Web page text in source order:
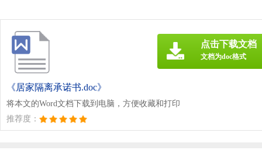
《居家隔离承诺书.doc》
将本文的Word文档下载到电脑，方便收藏和打印
推荐度：
点击下载文档
文档为doc格式